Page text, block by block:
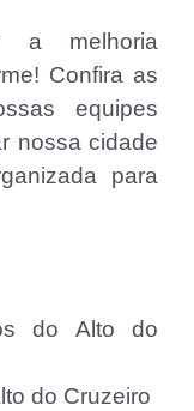
a melhoria
Confira as
equipes
nossa cidade
para
do Alto do
do Cruzeiro